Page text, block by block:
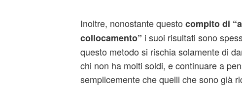
Inoltre, nonostante questo compito di
collocamento” i suoi risultati sono
questo metodo si rischia solamente di
chi non ha molti soldi, e continuare a
semplicemente che quelli che sono già